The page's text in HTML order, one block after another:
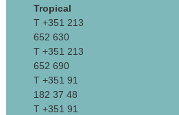
Tropical
T +351 213
652 630
T +351 213
652 690
T +351 91
182 37 48
T +351 91